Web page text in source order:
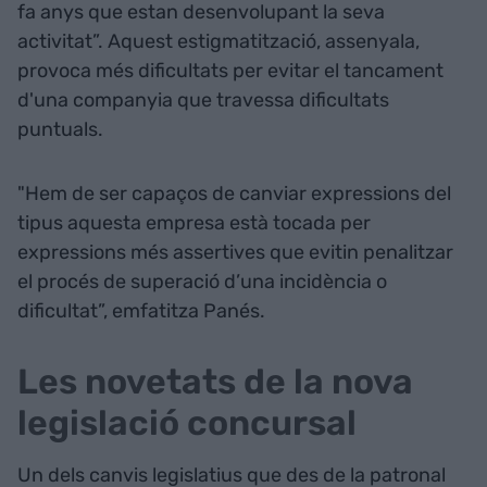
fa anys que estan desenvolupant la seva
activitat”. Aquest estigmatització, assenyala,
provoca més dificultats per evitar el tancament
d'una companyia que travessa dificultats
puntuals.
"Hem de ser capaços de canviar expressions del
tipus aquesta empresa està tocada per
expressions més assertives que evitin penalitzar
el procés de superació d’una incidència o
dificultat”, emfatitza Panés.
Les novetats de la nova
legislació concursal
Un dels canvis legislatius que des de la patronal